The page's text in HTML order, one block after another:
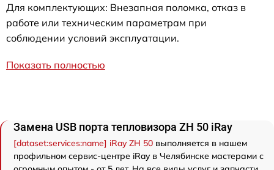
Для комплектующих: Внезапная поломка, отказ в
работе или техническим параметрам при
соблюдении условий эксплуатации.
Показать полностью
Замена USB порта тепловизора ZH 50 iRay
[dataset:services:name] iRay ZH 50 выполняется в нашем
профильном сервис-центре iRay в Челябинске мастерами с